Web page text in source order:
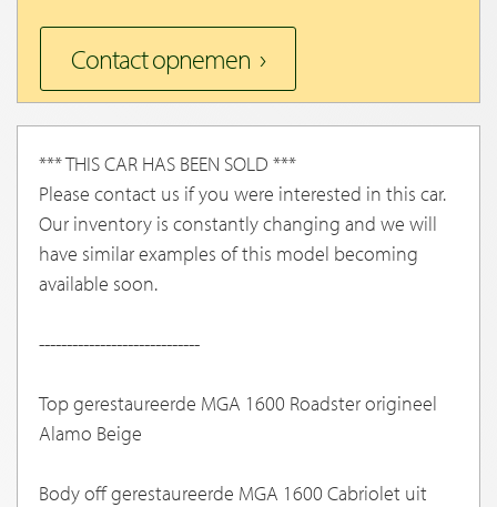
Contact opnemen
*** THIS CAR HAS BEEN SOLD ***
Please contact us if you were interested in this car.
Our inventory is constantly changing and we will
have similar examples of this model becoming
available soon.
-----------------------------
Top gerestaureerde MGA 1600 Roadster origineel
Alamo Beige
Body off gerestaureerde MGA 1600 Cabriolet uit